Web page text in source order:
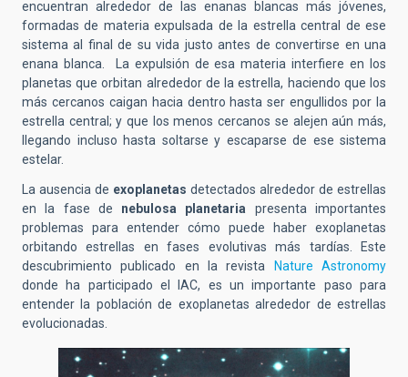
encuentran alrededor de las enanas blancas más jóvenes,
formadas de materia expulsada de la estrella central de ese
sistema al final de su vida justo antes de convertirse en una
enana blanca.
La expulsión de esa materia interfiere en los
planetas que orbitan alrededor de la estrella, haciendo que los
más cercanos caigan hacia dentro hasta ser engullidos por la
estrella central; y que los menos cercanos se alejen aún más,
llegando incluso hasta soltarse y escaparse de ese sistema
estelar.
La ausencia de exoplanetas detectados alrededor de estrellas
en la fase de nebulosa planetaria presenta importantes
problemas para entender cómo puede haber exoplanetas
orbitando estrellas en fases evolutivas más tardías. Este
descubrimiento publicado en la revista
Nature Astronomy
donde ha participado el IAC, es un importante paso para
entender la población de exoplanetas alrededor de estrellas
evolucionadas.